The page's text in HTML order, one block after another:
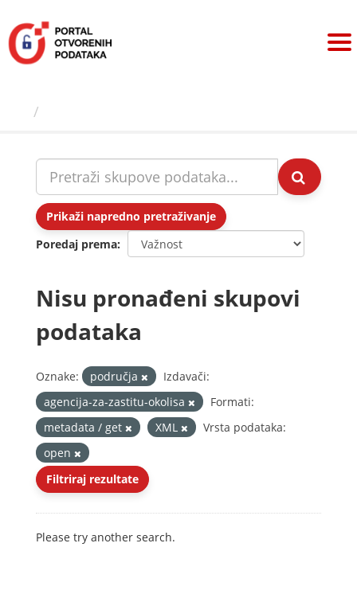
sadržaj
Prikaži napredno pretraživanje
Poredaj prema
Nisu pronađeni skupovi
podataka
Oznake: područja
Izdavači:
agencija-za-zastitu-okolisa
Formati:
metadata / get
XML
Vrsta podataka:
open
Filtriraj rezultate
Please try another search.